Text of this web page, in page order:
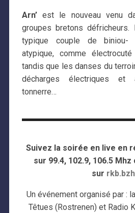
Arn’ est le nouveau venu
groupes bretons défricheurs.
typique couple de biniou-
atypique, comme
tandis que les danses du
décharges électriques et
tonnerre…
Suivez la soirée en live en
sur 99.4, 102.9, 106.5
sur rkb.bzh
Un événement organisé par :
Têtues (Rostrenen) et Radio